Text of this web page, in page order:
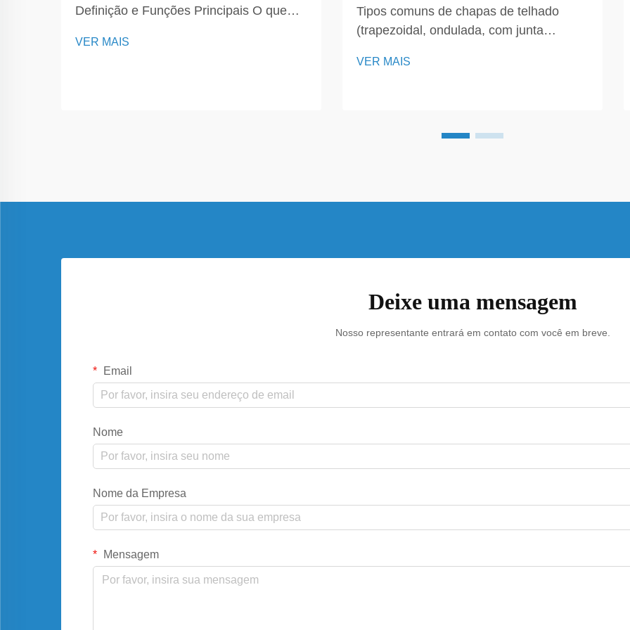
Definição e Funções Principais O que
solar é um dispositivo sofisticado
VER MAIS
Tipos comuns de chapas de telhado
(trapezoidal, ondulada, com junta
montagem solar em um projeto de
VER MAIS
Deixe uma mensagem
Nosso representante entrará em contato com você em breve.
Email
Nome
Nome da Empresa
Mensagem